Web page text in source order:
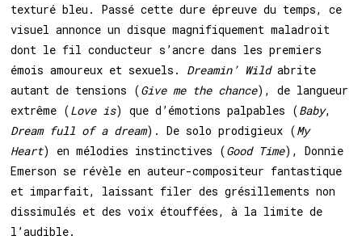
texturé bleu. Passé cette dure épreuve du temps, ce
visuel annonce un disque magnifiquement maladroit
dont le fil conducteur s’ancre dans les premiers
émois amoureux et sexuels. Dreamin’ Wildabrite
autant de tensions (Give me the chance), de langueur
extrême (Love is) que d’émotions palpables (Baby,
Dream full of a dream). De solo prodigieux (My
Heart) en mélodies instinctives (Good Time), Donnie
Emerson se révèle en auteur-compositeur fantastique
et imparfait, laissant filer des grésillements non
dissimulés et des voix étouffées, à la limite de
l’audible.